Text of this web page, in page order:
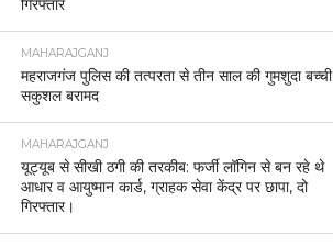
गिरफ्तार
MAHARAJGANJ
महराजगंज पुलिस की तत्परता से तीन साल की गुमशुदा बच्ची
सकुशल बरामद
MAHARAJGANJ
यूट्यूब से सीखी ठगी की तरकीब: फर्जी लॉगिन से बन रहे थे
आधार व आयुष्मान कार्ड, ग्राहक सेवा केंद्र पर छापा, दो
गिरफ्तार।